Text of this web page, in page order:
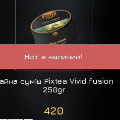
Нет в наличии!
суміш Pixtea Vivid fusion
250gr
420